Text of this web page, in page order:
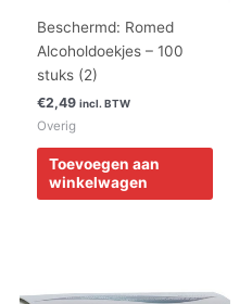
Beschermd: Romed
Alcoholdoekjes – 100
stuks (2)
€2,49 incl. BTW
Overig
Toevoegen aan
winkelwagen